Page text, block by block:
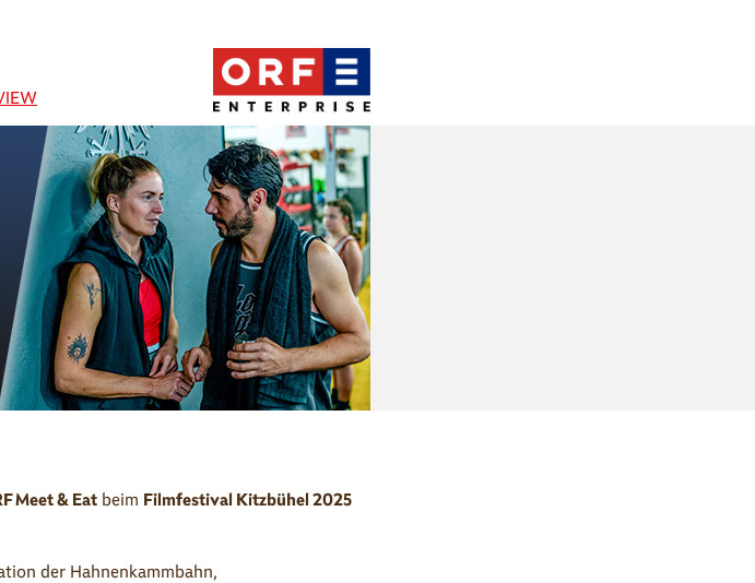
Meet & Eat beim Filmfestival Kitzbühel 2025
der Hahnenkammbahn,